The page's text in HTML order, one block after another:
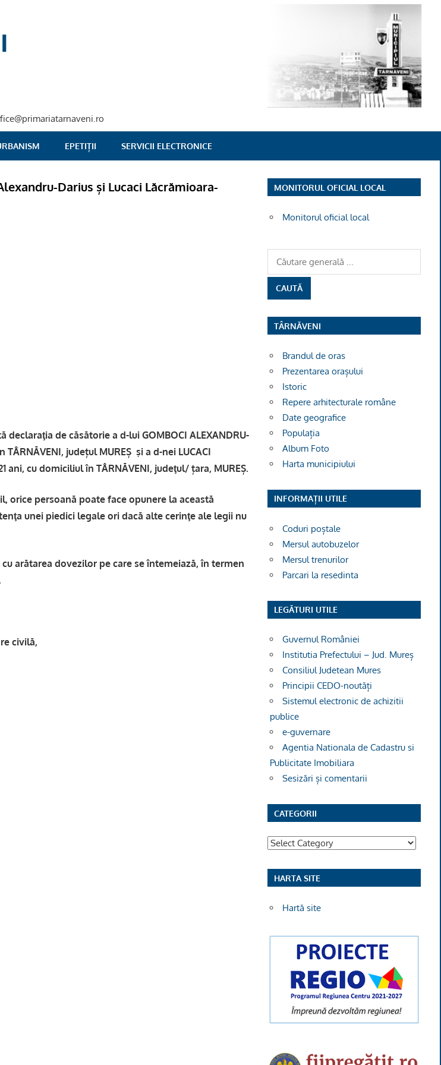
EPETIȚII SERVICII ELECTRONICE
Darius și Lucaci Lăcrămioara-
de căsătorie a d-lui GOMBOCI ALEXANDRU-
județul MUREȘ şi a d-nei LUCACI
ani, cu domiciliul în TÂRNĂVENI, judeţul/ țara, MUREȘ.
orice persoană poate face opunere la această
unei piedici legale ori dacă alte cerinţe ale legii nu
arătarea dovezilor pe care se întemeiază, în termen
MONITORUL OFICIAL LOCAL
Monitorul oficial local
TÂRNĂVENI
Brandul de oras
Prezentarea orașului
Istoric
Repere arhitecturale române
Date geografice
Populația
Album Foto
Harta municipiului
INFORMAȚII UTILE
Coduri poștale
Mersul autobuzelor
Mersul trenurilor
Parcari la resedinta
LEGĂTURI UTILE
Guvernul României
Institutia Prefectului – Jud. Mureș
Consiliul Judetean Mures
Principii CEDO-noutăți
Sistemul electronic de achizitii
publice
e-guvernare
Agentia Nationala de Cadastru si
Publicitate Imobiliara
Sesizări și comentarii
CATEGORII
Categorii
HARTA SITE
Hartă site